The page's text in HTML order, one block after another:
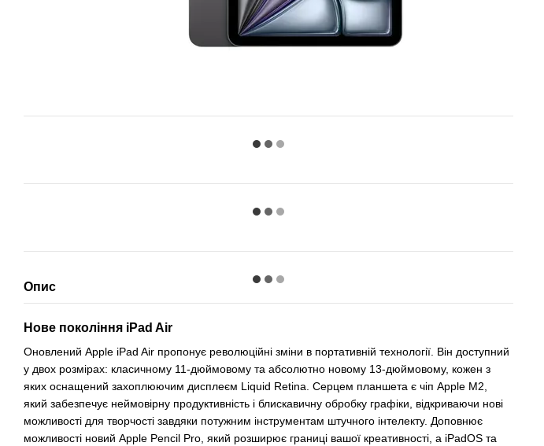
Опис
Нове покоління iPad Air
Оновлений Apple iPad Air пропонує революційні зміни в портативній технології. Він доступний
у двох розмірах: класичному 11-дюймовому та абсолютно новому 13-дюймовому, кожен з
яких оснащений захоплюючим дисплеєм Liquid Retina. Серцем планшета є чіп Apple M2,
який забезпечує неймовірну продуктивність і блискавичну обробку графіки, відкриваючи нові
можливості для творчості завдяки потужним інструментам штучного інтелекту. Доповнює
можливості новий Apple Pencil Pro, який розширює границі вашої креативності, а iPadOS та